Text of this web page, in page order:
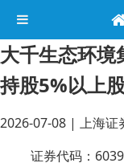
大千生态环境
持股5%以上
2026-07-08 | 上海证
证券代码：